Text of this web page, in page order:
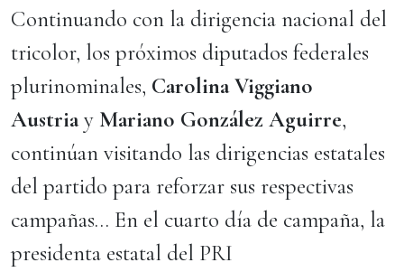
Continuando con la dirigencia nacional del
tricolor, los próximos diputados federales
plurinominales, Carolina Viggiano
Austriay Mariano González Aguirre,
continúan visitando las dirigencias estatales
del partido para reforzar sus respectivas
campañas… En el cuarto día de campaña, la
presidenta estatal del PRI